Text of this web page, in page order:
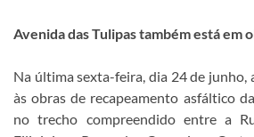
Avenida das Tulipas também está em
Na última sexta-feira, dia 24 de junho,
às obras de recapeamento asfáltico
no trecho compreendido entre a